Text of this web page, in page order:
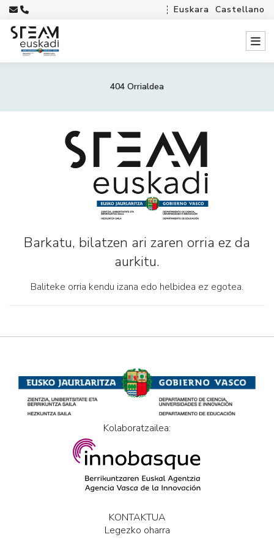
Euskara Castellano
404 Orrialdea
Barkatu, bilatzen ari zaren orria ez da
aurkitu.
Baliteke orria kendu izana edo helbidea ez egotea.
Kolaboratzailea:
KONTAKTUA
Legezko oharra